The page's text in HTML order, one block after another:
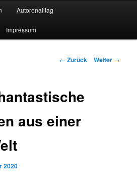
Autorenalltag
Impressum
Beitrags-
← Zurück Weiter →
aus einer
2020